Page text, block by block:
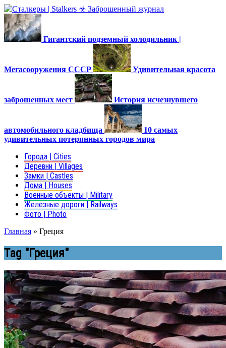
Гигантский подземный холодильник |
Мегасооружения СССР Удивительная красота
заброшенных мест История исчезнувшего
автомобильного кладбища
10 самых
удивительных потерянных городов мира
Города | Cities
Деревни | Villages
Замки | Castles
Дома | Houses
Военные объекты | Military
Железные дороги | Railways
Фото | Photo
Главная » Греция
Tag "Греция"